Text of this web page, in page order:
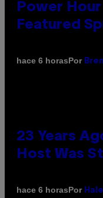
Power
Featured
hace 6 horasPor
23 Years
Host Was
hace 6 horasPor